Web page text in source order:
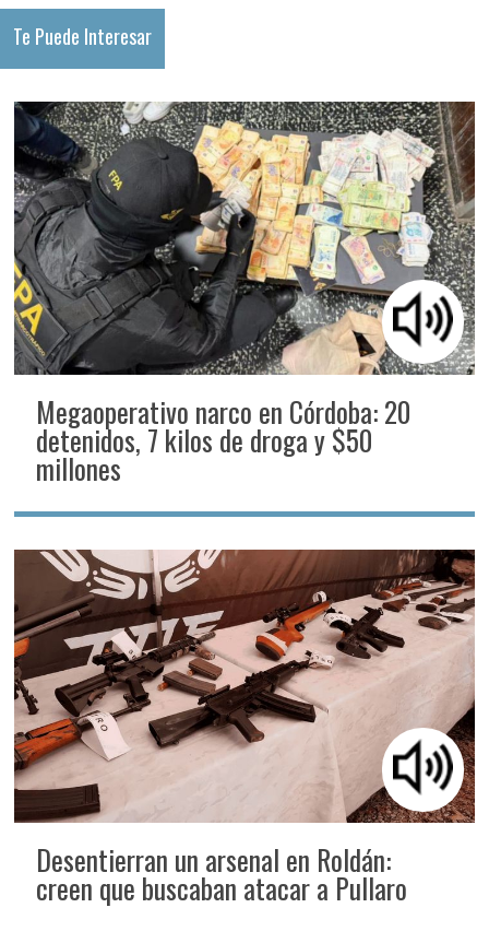
Te Puede Interesar
Megaoperativo narco en Córdoba: 20
detenidos, 7 kilos de droga y $50
millones
Desentierran un arsenal en Roldán:
creen que buscaban atacar a Pullaro